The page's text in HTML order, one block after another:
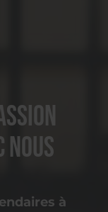
nous
à